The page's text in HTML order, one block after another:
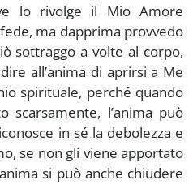
lo rivolge il Mio Amore
ma dapprima provvedo
sottraggo a volte al corpo,
all’anima di aprirsi a Me
spirituale, perché quando
scarsamente, l’anima può
in sé la debolezza e
se non gli viene apportato
si può anche chiudere